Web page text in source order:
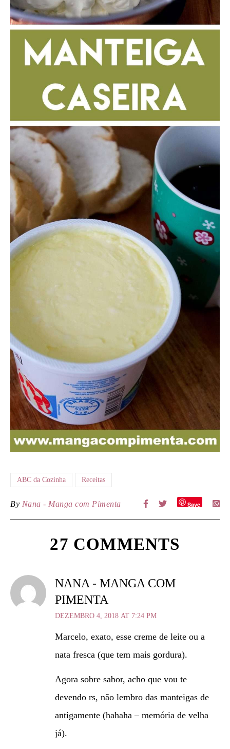
ABC da Cozinha Receitas
By Nana - Manga com Pimenta Save
27 COMMENTS
NANA - MANGA COM
PIMENTA
DEZEMBRO 4, 2018 AT 7:24 PM
Marcelo, exato, esse creme de leite ou a
nata fresca (que tem mais gordura).
Agora sobre sabor, acho que vou te
devendo rs, não lembro das manteigas de
antigamente (hahaha – memória de velha
já).